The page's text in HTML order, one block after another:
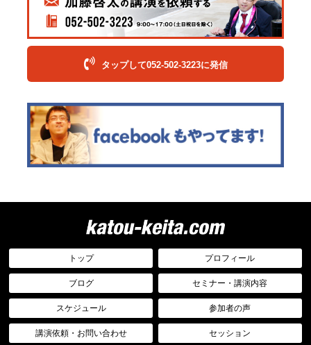
タップして052-502-3223に発信
トップ プロフィール
ブログ セミナー・講演内容
スケジュール 参加者の声
講演依頼・お問い合わせ セッション